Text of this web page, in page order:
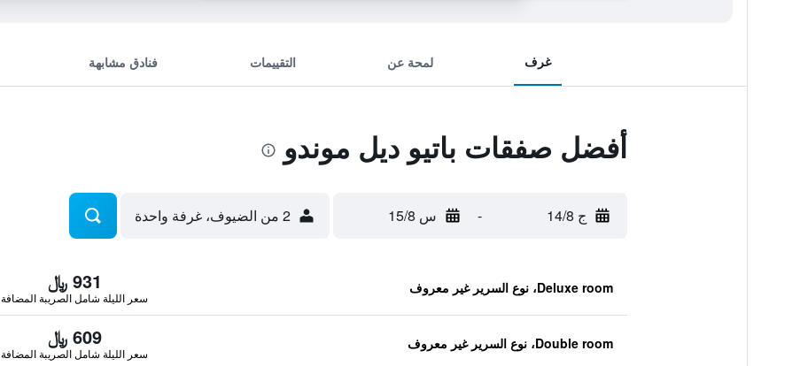
غرف لمحة عن التقييمات فنادق مشابهة
أفضل صفقات باتيو ديل موندو
ج 14/8 - س 15/8 2 من الضيوف، غرفة واحدة
Deluxe room، نوع السرير غير معروف 931 ﷼
سعر الليلة شامل الصريبة المضافة
Double room، نوع السرير غير معروف 609 ﷼
سعر الليلة شامل الصريبة المضافة